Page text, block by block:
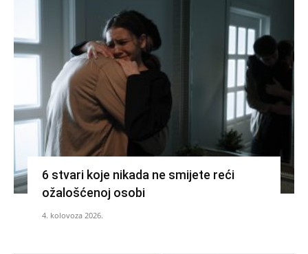
6 stvari koje nikada ne smijete reći
ožalošćenoj osobi
4. kolovoza 2026.